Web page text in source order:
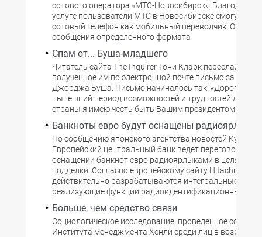
сотового оператора «МТС-Новосибирск». Благодаря
услуге пользователи МТС в Новосибирске смогут
сотовый телефон как мобильный переводчик.
сообщения определенного формата
Спам от... Буша-младшего
Читатель сайта The Inquirer Тони Кларк переслал в
полученное им по электронной почте письмо за
Джорджа Буша. Письмо начиналось так: «Дорогой
нынешний период возможностей и трудностей для
страны я имею честь быть Вашим президентом.
Банкноты евро будут оснащены
По сообщению японского агентства новостей Kyodo,
Европейский центральный банк ведет переговоры с
оснащении банкнот евро радиоярлыками в целях
подделки. Согласно европейскому сайту Hitachi, в
действительно разрабатываются интегральные
реализующие функции радиоидентификационных
Больше, чем средство связи
Социологическое исследование, проведенное
Института менеджмента Хенли среди лиц в возрасте